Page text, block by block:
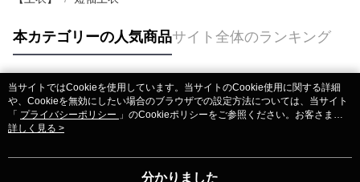
本カテゴリーの人気商品サイト全体のランキング
人気タグ
当サイトではCookieを使用しています。当サイトのCookie使用に関する詳細
や、Cookieを無効にしたい場合のブラウザでの設定方法については、当サイト
「 プライバシーポリシー 」のCookieポリシーをご参照ください。お客さま
が、当サイトを引き続き使用される場合、当社がサイト利用規約のCookieポリ
詳しく見る >
分かりました